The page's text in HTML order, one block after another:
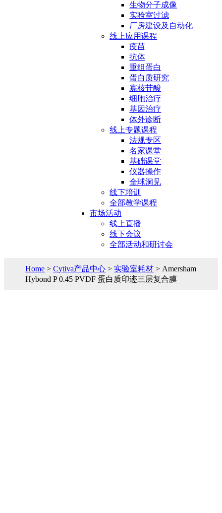
生物分子成像
实验室过滤
厂房建设及自动化
线上应用课程
疫苗
抗体
重组蛋白
蛋白质研究
寡核苷酸
细胞治疗
基因治疗
体外诊断
线上专题课程
法规专区
名家课堂
基础课堂
仪器操作
全球洞见
线下培训
全部教学课程
市场活动
线上直播
线下会议
全部活动和研讨会
Home >Cytiva产品中心 > 实验室耗材 > Amersham
Hybond P 0.45 PVDF 蛋白质印迹三层复合膜